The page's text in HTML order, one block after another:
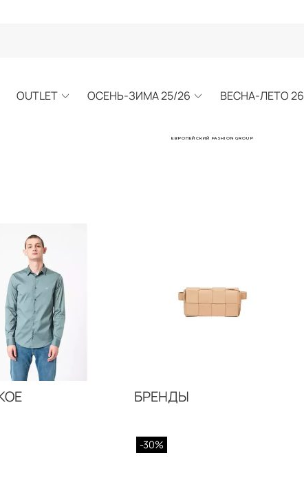
OUTLET ОСЕНЬ-ЗИМА 25/26 ВЕСНА-ЛЕТО 26
ЕВРОПЕЙСКИЙ FASHION GROUP
БРЕНДЫ
-30%